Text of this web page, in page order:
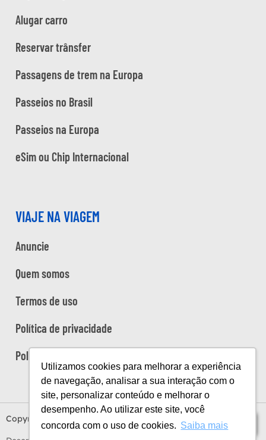
Utilizamos cookies para melhorar a experiência
de navegação, analisar a sua interação com o
site, personalizar conteúdo e melhorar o
desempenho. Ao utilizar este site, você
concorda com o uso de cookies. Saiba maisÍndice
Alugar carro
Reservar trânsfer
Passagens de trem na Europa
Passeios no Brasil
Passeios na Europa
eSim ou Chip Internacional
VIAJE NA VIAGEM
Anuncie
Quem somos
Termos de uso
Política de privacidade
Política de cookies
Copyright Viaje na Viagem © 2026